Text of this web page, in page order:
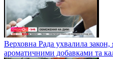
Верховна Рада ухвалила закон,
ароматичними добавками та